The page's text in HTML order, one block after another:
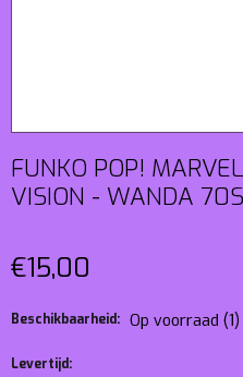
FUNKO POP!
VISION - WANDA 70S
€15,00
Beschikbaarheid: Op voorraad (1)
Levertijd: